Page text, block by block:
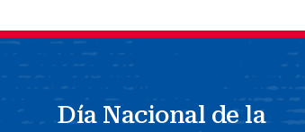
Día Nacional de la